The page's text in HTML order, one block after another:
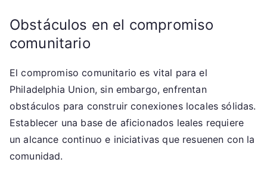
Obstáculos en el compromiso
comunitario
El compromiso comunitario es vital para el
Philadelphia Union, sin embargo, enfrentan
obstáculos para construir conexiones locales sólidas.
Establecer una base de aficionados leales requiere
un alcance continuo e iniciativas que resuenen con la
comunidad.